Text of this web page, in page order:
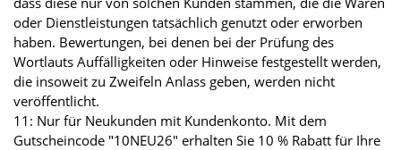
oder Dienstleistungen tatsächlich genutzt oder erworben
haben. Bewertungen, bei denen bei der Prüfung des
Wortlauts Auffälligkeiten oder Hinweise festgestellt werden,
die insoweit zu Zweifeln Anlass geben, werden nicht
veröffentlicht.
11: Nur für Neukunden mit Kundenkonto. Mit dem
Gutscheincode "10NEU26" erhalten Sie 10 % Rabatt für Ihre